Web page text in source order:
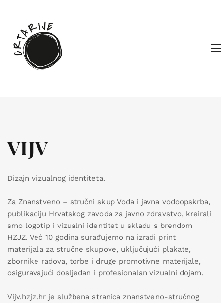
VIJV
Dizajn vizualnog identiteta.
Za Znanstveno – stručni skup Voda i javna vodoopskrba,
publikaciju Hrvatskog zavoda za javno zdravstvo, kreirali
smo logotip i vizualni identitet u skladu s brendom
HZJZ. Već 10 godina surađujemo na izradi print
materijala za stručne skupove, uključujući plakate,
zbornike radova, torbe i druge promotivne materijale,
osiguravajući dosljedan i profesionalan vizualni dojam.
Vijv.hzjz.hr je službena stranica znanstveno-stručnog